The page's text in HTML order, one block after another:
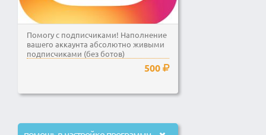
Помогу с подписчиками! Наполнение
вашего аккаунта абсолютно живыми
подписчиками (без ботов)
500